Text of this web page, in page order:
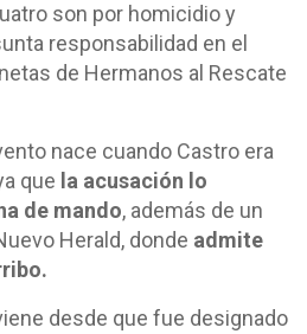
son por homicidio y
responsabilidad en el
de Hermanos al Rescate
nace cuando Castro era
que la acusación lo
de mando, además de un
Herald, donde admite
desde que fue designado